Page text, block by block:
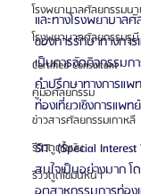
โรงพยาบาลศัลยกรรมน
โรงพยาบาลศัลยกรรมรูบี
Certified Consultant
คู่มือศัลยกรรม
ข่าวสารศัลยกรรมเกาหลี
รีวิวดูดไขมัน
รีวิวดูดไขมันหน้า
และทางโรงพยาบาล
ของการรักษาทางกา
เป็นการจัดกิจกรรมก
คำปรึกษาทางการแพ
ท่องเที่ยวเชิงการแพทย์
SIT  (Special
สนใจเป็นอย่างมาก